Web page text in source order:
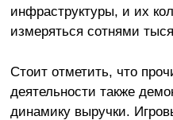
инфраструктуры, и их
измеряться сотнями
Стоит отметить, что
деятельности также
динамику выручки.